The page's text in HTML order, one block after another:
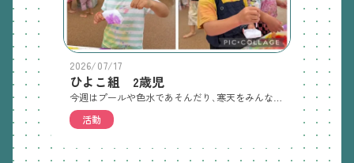
2026/07/17
ひよこ組 2歳児
活動